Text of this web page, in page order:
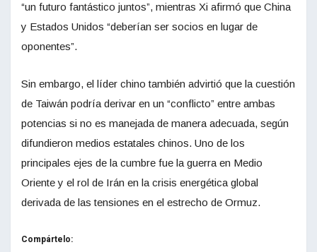
“un futuro fantástico juntos”, mientras Xi afirmó que China
y Estados Unidos “deberían ser socios en lugar de
oponentes”.
Sin embargo, el líder chino también advirtió que la cuestión
de Taiwán podría derivar en un “conflicto” entre ambas
potencias si no es manejada de manera adecuada, según
difundieron medios estatales chinos. Uno de los
principales ejes de la cumbre fue la guerra en Medio
Oriente y el rol de Irán en la crisis energética global
derivada de las tensiones en el estrecho de Ormuz.
Compártelo: